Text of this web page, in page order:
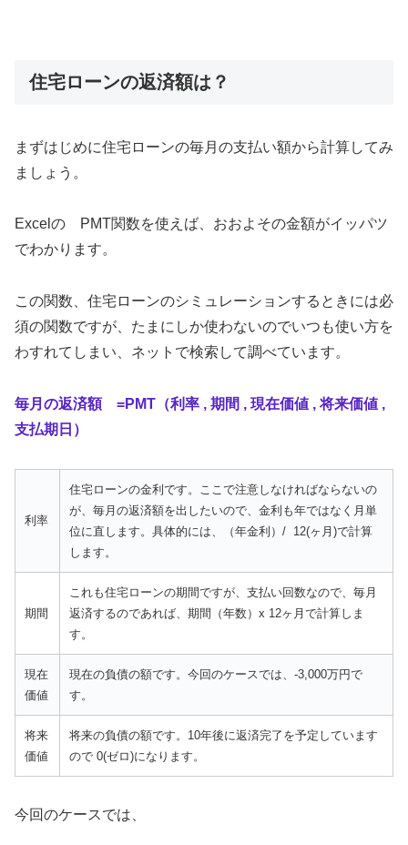
住宅ローンの返済額は？
まずはじめに住宅ローンの毎月の支払い額から計算してみ
ましょう。
Excelの PMT関数を使えば、おおよその金額がイッパツ
でわかります。
この関数、住宅ローンのシミュレーションするときには必
須の関数ですが、たまにしか使わないのでいつも使い方を
わすれてしまい、ネットで検索して調べています。
毎月の返済額 =PMT（利率 , 期間 , 現在価値 , 将来価値 ,
支払期日）
利率
住宅ローンの金利です。ここで注意しなければならないの
が、毎月の返済額を出したいので、金利も年ではなく月単
位に直します。具体的には、（年金利）/ 12(ヶ月)で計算
します。
期間
これも住宅ローンの期間ですが、支払い回数なので、毎月
返済するのであれば、期間（年数）x 12ヶ月で計算しま
す。
現在
価値
現在の負債の額です。今回のケースでは、-3,000万円で
す。
将来
価値
将来の負債の額です。10年後に返済完了を予定しています
ので 0(ゼロ)になります。
今回のケースでは、